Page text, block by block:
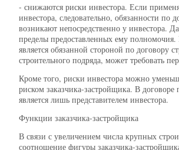
- снижаются риски инвестора. Если
инвестора, следовательно, обязанности по
возникают непосредственно у инвестора.
пределы предоставленных ему полномочия.
является обязанной стороной по договору
строительного подряда, может требовать
Кроме того, риски инвестора можно
риском заказчика-застройщика. В договоре
является лишь представителем инвестора.
Функции заказчика-застройщика
В связи с увеличением числа крупных
соотношение фигуры заказчика-